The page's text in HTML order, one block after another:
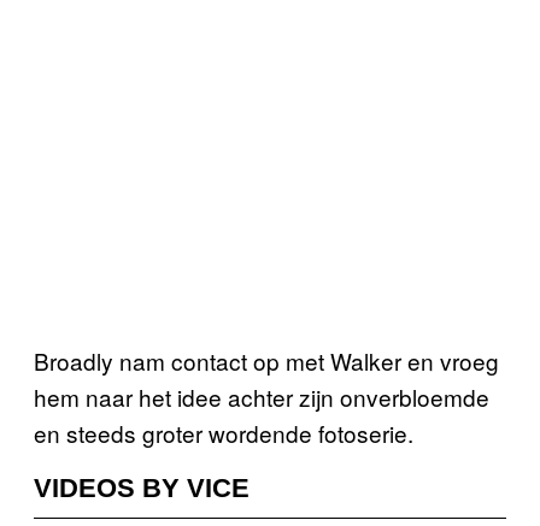
Broadly nam contact op met Walker en vroeg
hem naar het idee achter zijn onverbloemde
en steeds groter wordende fotoserie.
VIDEOS BY VICE